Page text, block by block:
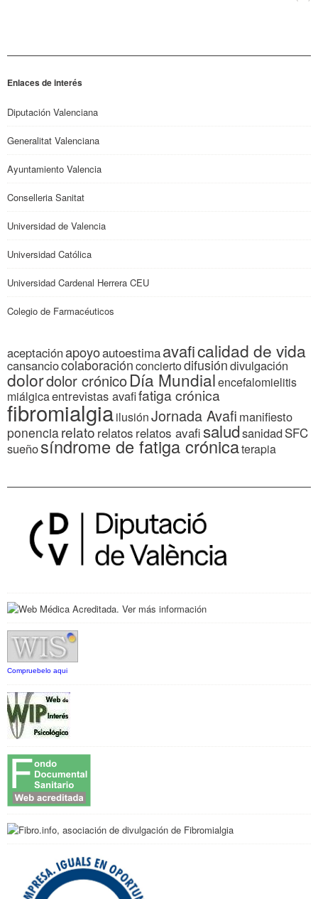
Enlaces de interés
Diputación Valenciana
Generalitat Valenciana
Ayuntamiento Valencia
Conselleria Sanitat
Universidad de Valencia
Universidad Católica
Universidad Cardenal Herrera CEU
Colegio de Farmacéuticos
aceptaciónapoyoautoestimaavaficalidad de vida
cansanciocolaboraciónconciertodifusióndivulgación
dolordolor crónicoDía Mundialencefalomielitis
miálgicaentrevistas avafifatiga crónica
fibromialgiailusiónJornada Avafi manifiesto
ponenciarelato relatos relatos avafisaludsanidadSFC
sueñosíndrome de fatiga crónicaterapia
Compruebelo aqui